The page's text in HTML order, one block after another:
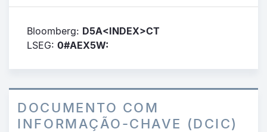
Bloomberg: D5A<INDEX>CT
LSEG: 0#AEX5W:
DOCUMENTO COM
INFORMAÇÃO-CHAVE (DCIC)